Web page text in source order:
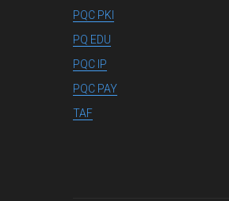
PQC PKI
PQ EDU
PQC IP
PQC PAY
TAF